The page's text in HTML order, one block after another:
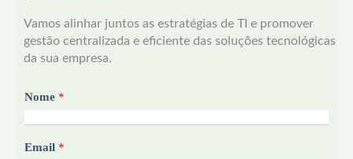
Vamos alinhar juntos as estratégias de TI e promover
gestão centralizada e eficiente das soluções tecnológicas
da sua empresa.
Nome *
Email *